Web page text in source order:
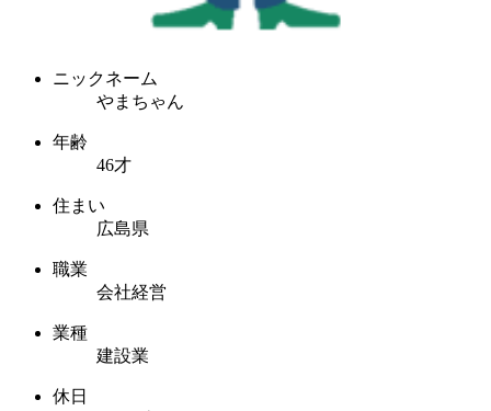
ニックネーム
やまちゃん
年齢
46才
住まい
広島県
職業
会社経営
業種
建設業
休日